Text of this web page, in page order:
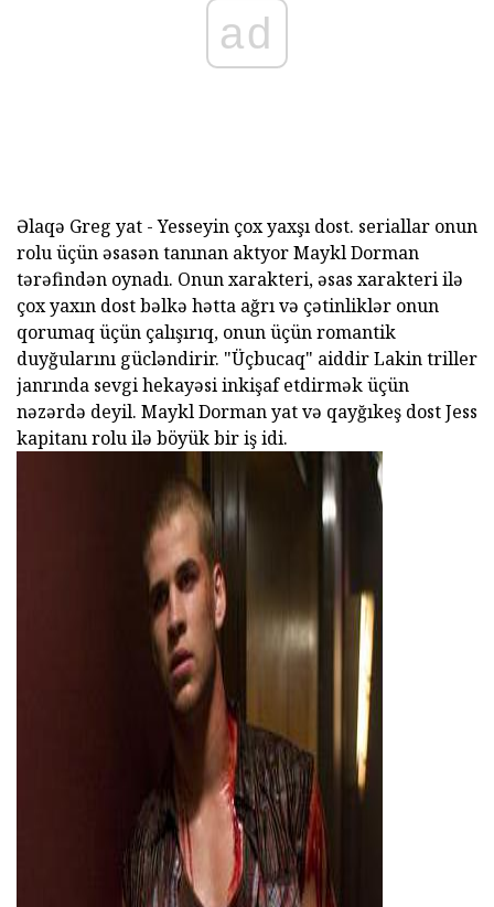
ad
Əlaqə Greg yat - Yesseyin çox yaxşı dost. seriallar onun
rolu üçün əsasən tanınan aktyor Maykl Dorman
tərəfindən oynadı. Onun xarakteri, əsas xarakteri ilə
çox yaxın dost bəlkə hətta ağrı və çətinliklər onun
qorumaq üçün çalışırıq, onun üçün romantik
duyğularını gücləndirir. "Üçbucaq" aiddir Lakin triller
janrında sevgi hekayəsi inkişaf etdirmək üçün
nəzərdə deyil. Maykl Dorman yat və qayğıkeş dost Jess
kapitanı rolu ilə böyük bir iş idi.